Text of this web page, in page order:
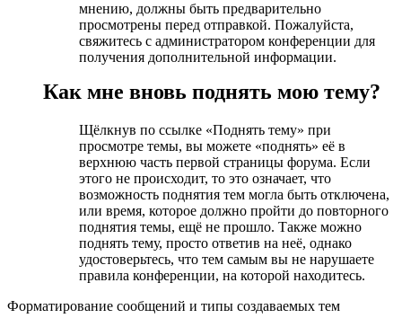
мнению, должны быть предварительно
просмотрены перед отправкой. Пожалуйста,
свяжитесь с администратором конференции для
получения дополнительной информации.
Как мне вновь поднять мою тему?
Щёлкнув по ссылке «Поднять тему» при
просмотре темы, вы можете «поднять» её в
верхнюю часть первой страницы форума. Если
этого не происходит, то это означает, что
возможность поднятия тем могла быть отключена,
или время, которое должно пройти до повторного
поднятия темы, ещё не прошло. Также можно
поднять тему, просто ответив на неё, однако
удостоверьтесь, что тем самым вы не нарушаете
правила конференции, на которой находитесь.
Форматирование сообщений и типы создаваемых тем